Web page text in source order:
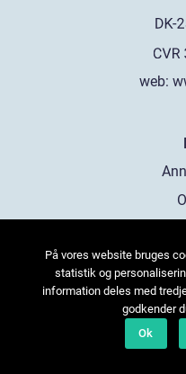
web:
På vores website bruges
statistik og
information deles med
godkender
Ok